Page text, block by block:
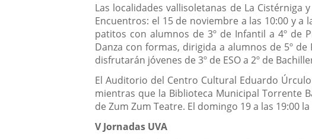
Las localidades vallisoletanas de La
Encuentros: el 15 de noviembre a las 10:00 y
patitos con alumnos de 3º de Infantil a 4º de
Danza con formas, dirigida a alumnos de 5º
disfrutarán jóvenes de 3º de ESO a 2º de
El Auditorio del Centro Cultural Eduardo
mientras que la Biblioteca Municipal Torrente
de Zum Zum Teatre. El domingo 19 a las 19:00
V Jornadas UVA